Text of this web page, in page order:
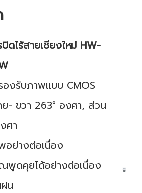
ดไร้สายเชียงใหม่ HW-
องรับภาพแบบ CMOS
ย- ขวา 263° องศา, ส่วน
ศา
อย่างต่อเนื่อง
ดคุยได้อย่างต่อเนื่อง
น